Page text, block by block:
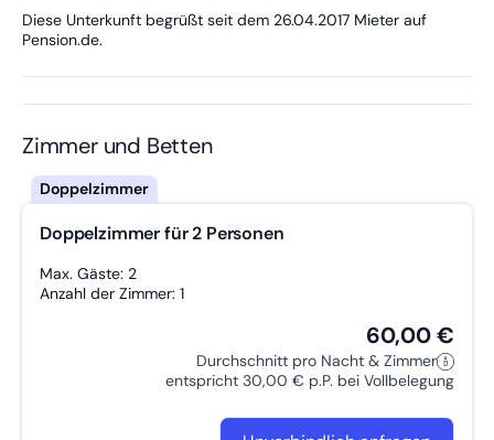
Diese Unterkunft begrüßt seit dem 26.04.2017 Mieter auf
Pension.de.
Zimmer und Betten
Doppelzimmer für 2 Personen
Max. Gäste: 2
Anzahl der Zimmer: 1
60,00 €
Durchschnitt pro Nacht & Zimmer
entspricht 30,00 € p.P. bei Vollbelegung